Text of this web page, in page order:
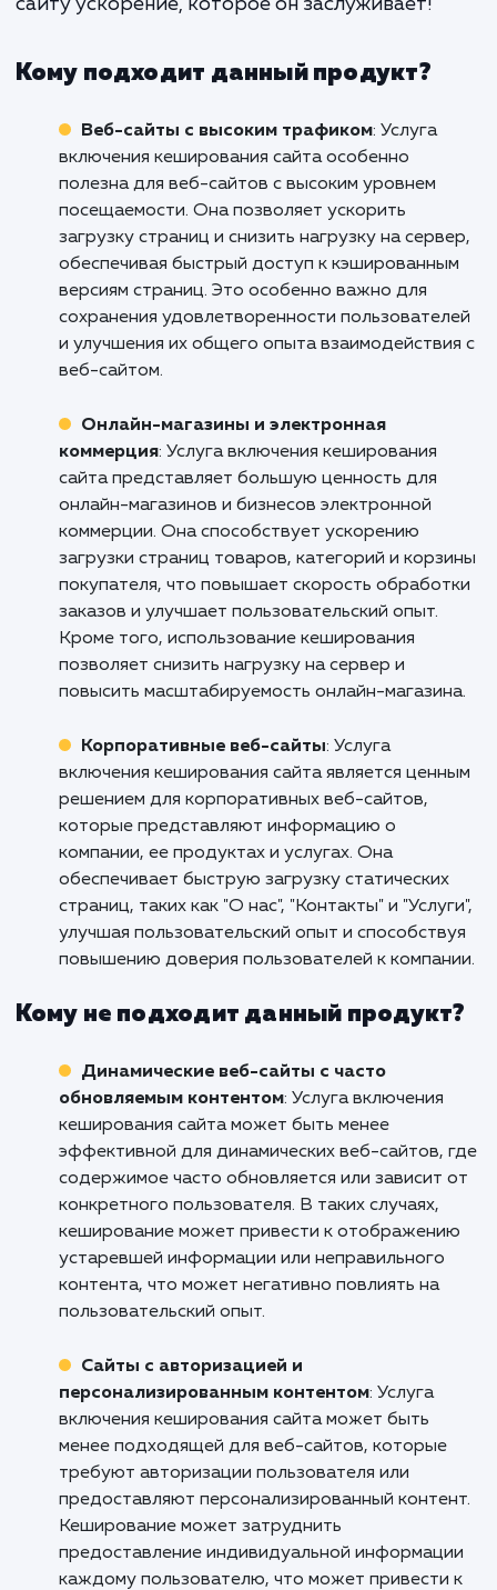
поддержку, чтобы ваш сайт
работал на пике эффективности.
Не позволяйте медленной загрузке
мешать успеху вашего бизнеса.
нам сегодня и узнайте, как
кеширования может увеличить
вашего сайта, улучшить
опыт и способствовать росту вашего
Свяжитесь с нами прямо сейчас и дайте
сайту ускорение, которое он заслуживает!
Кому подходит данный продукт?
Веб-сайты с высоким трафиком: Услуга
включения кеширования сайта особенно
полезна для веб-сайтов с высоким уровнем
посещаемости. Она позволяет ускорить
загрузку страниц и снизить нагрузку на
обеспечивая быстрый доступ к
версиям страниц. Это особенно важно для
сохранения удовлетворенности
и улучшения их общего опыта
веб-сайтом.
Онлайн-магазины и электронная
коммерция: Услуга включения кеширования
сайта представляет большую ценность для
онлайн-магазинов и бизнесов электронной
коммерции. Она способствует ускорению
загрузки страниц товаров, категорий и
покупателя, что повышает скорость
заказов и улучшает пользовательский опыт.
Кроме того, использование кеширования
позволяет снизить нагрузку на сервер и
повысить масштабируемость онлайн-
Корпоративные веб-сайты
включения кеширования сайта является
которые представляют информацию о
компании, ее продуктах и услугах. Она
обеспечивает быструю загрузку
страниц, таких как "О нас", "Контакты" и
улучшая пользовательский опыт и
повышению доверия пользователей к
Кому не подходит данный